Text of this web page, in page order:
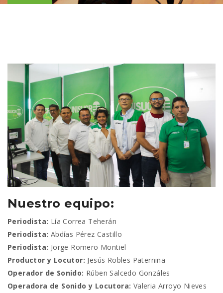
Nuestro equipo:
Periodista: Lía Correa Teherán
Periodista: Abdías Pérez Castillo
Periodista: Jorge Romero Montiel
Productor y Locutor: Jesús Robles Paternina
Operador de Sonido: Rúben Salcedo Gonzáles
Operadora de Sonido y Locutora: Valeria Arroyo Nieves